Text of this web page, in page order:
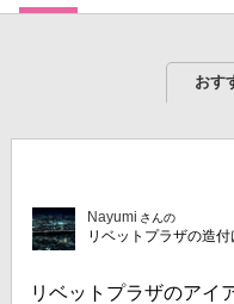
おす
Nayumi さんの
リベットプラザの造付
リベットプラザのアイ